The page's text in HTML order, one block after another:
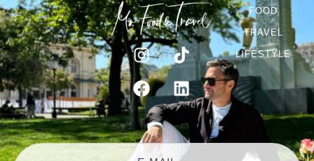
FOOD
TRAVEL
LIFESTYLE